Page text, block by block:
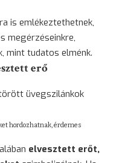
is emlékeztethetnek,
megérzéseinkre,
mint tudatos elménk.
erő
hordozhatnak, érdemes
elvesztett erőt,